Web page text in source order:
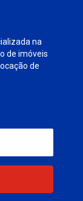
na
de imóveis
de